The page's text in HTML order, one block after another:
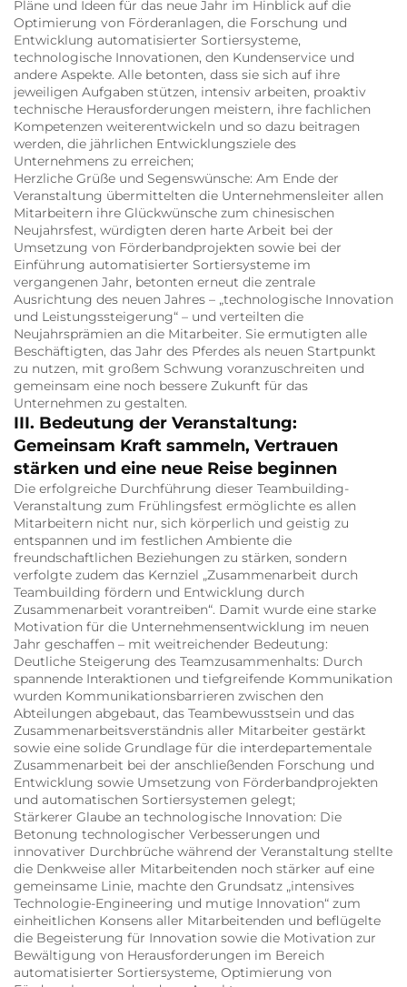
Pläne und Ideen für das neue Jahr im Hinblick auf die
Optimierung von Förderanlagen, die Forschung und
Entwicklung automatisierter Sortiersysteme,
technologische Innovationen, den Kundenservice und
andere Aspekte. Alle betonten, dass sie sich auf ihre
jeweiligen Aufgaben stützen, intensiv arbeiten, proaktiv
technische Herausforderungen meistern, ihre fachlichen
Kompetenzen weiterentwickeln und so dazu beitragen
werden, die jährlichen Entwicklungsziele des
Unternehmens zu erreichen;
Herzliche Grüße und Segenswünsche: Am Ende der
Veranstaltung übermittelten die Unternehmensleiter allen
Mitarbeitern ihre Glückwünsche zum chinesischen
Neujahrsfest, würdigten deren harte Arbeit bei der
Umsetzung von Förderbandprojekten sowie bei der
Einführung automatisierter Sortiersysteme im
vergangenen Jahr, betonten erneut die zentrale
Ausrichtung des neuen Jahres – „technologische Innovation
und Leistungssteigerung“ – und verteilten die
Neujahrsprämien an die Mitarbeiter. Sie ermutigten alle
Beschäftigten, das Jahr des Pferdes als neuen Startpunkt
zu nutzen, mit großem Schwung voranzuschreiten und
gemeinsam eine noch bessere Zukunft für das
Unternehmen zu gestalten.
III. Bedeutung der Veranstaltung:
Gemeinsam Kraft sammeln, Vertrauen
stärken und eine neue Reise beginnen
Die erfolgreiche Durchführung dieser Teambuilding-
Veranstaltung zum Frühlingsfest ermöglichte es allen
Mitarbeitern nicht nur, sich körperlich und geistig zu
entspannen und im festlichen Ambiente die
freundschaftlichen Beziehungen zu stärken, sondern
verfolgte zudem das Kernziel „Zusammenarbeit durch
Teambuilding fördern und Entwicklung durch
Zusammenarbeit vorantreiben“. Damit wurde eine starke
Motivation für die Unternehmensentwicklung im neuen
Jahr geschaffen – mit weitreichender Bedeutung:
Deutliche Steigerung des Teamzusammenhalts: Durch
spannende Interaktionen und tiefgreifende Kommunikation
wurden Kommunikationsbarrieren zwischen den
Abteilungen abgebaut, das Teambewusstsein und das
Zusammenarbeitsverständnis aller Mitarbeiter gestärkt
sowie eine solide Grundlage für die interdepartementale
Zusammenarbeit bei der anschließenden Forschung und
Entwicklung sowie Umsetzung von Förderbandprojekten
und automatischen Sortiersystemen gelegt;
Stärkerer Glaube an technologische Innovation: Die
Betonung technologischer Verbesserungen und
innovativer Durchbrüche während der Veranstaltung stellte
die Denkweise aller Mitarbeitenden noch stärker auf eine
gemeinsame Linie, machte den Grundsatz „intensives
Technologie-Engineering und mutige Innovation“ zum
einheitlichen Konsens aller Mitarbeitenden und beflügelte
die Begeisterung für Innovation sowie die Motivation zur
Bewältigung von Herausforderungen im Bereich
automatisierter Sortiersysteme, Optimierung von